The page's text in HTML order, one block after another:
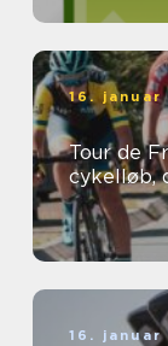
16. januar
Tour de
cykelløb,
16. januar